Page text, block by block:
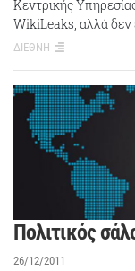
Κεντρικής
WikiLeaks, αλλά δεν
ΔΙΕΘΝΗ
Πολιτικός
26/12/2011